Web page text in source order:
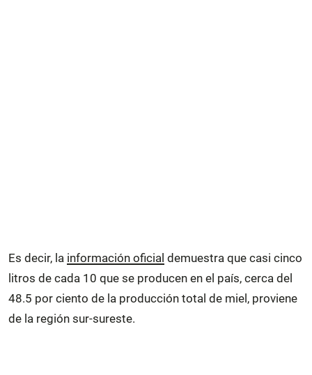
Es decir, la información oficial demuestra que casi cinco
litros de cada 10 que se producen en el país, cerca del
48.5 por ciento de la producción total de miel, proviene
de la región sur-sureste.